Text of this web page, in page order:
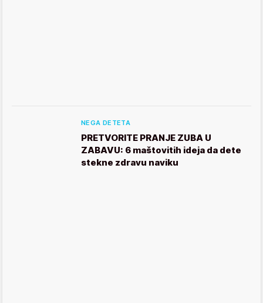
NEGA DETETA
PRETVORITE PRANJE ZUBA U
ZABAVU: 6 maštovitih ideja da dete
stekne zdravu naviku